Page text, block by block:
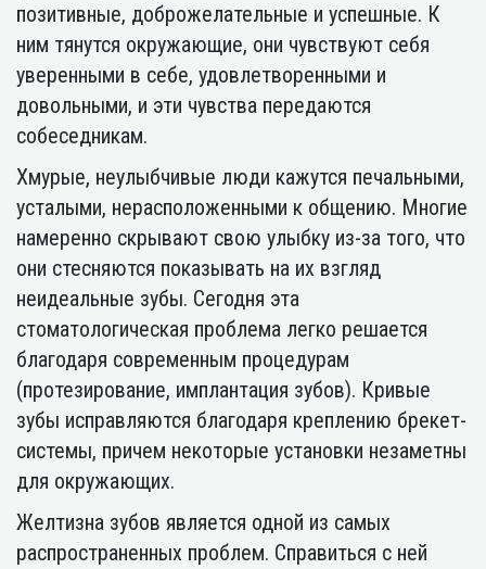
позитивные, доброжелательные и успешные. К
ним тянутся окружающие, они чувствуют себя
уверенными в себе, удовлетворенными и
довольными, и эти чувства передаются
собеседникам.
Хмурые, неулыбчивые люди кажутся печальными,
усталыми, нерасположенными к общению. Многие
намеренно скрывают свою улыбку из-за того, что
они стесняются показывать на их взгляд
неидеальные зубы. Сегодня эта
стоматологическая проблема легко решается
благодаря современным процедурам
(протезирование, имплантация зубов). Кривые
зубы исправляются благодаря креплению брекет-
системы, причем некоторые установки незаметны
для окружающих.
Желтизна зубов является одной из самых
распространенных проблем. Справиться с ней